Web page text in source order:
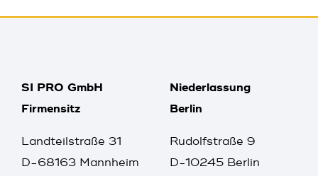
SI PRO GmbH
Firmensitz
Landteilstraße 31
D-68163 Mannheim
Niederlassung
Berlin
Rudolfstraße 9
D-10245 Berlin